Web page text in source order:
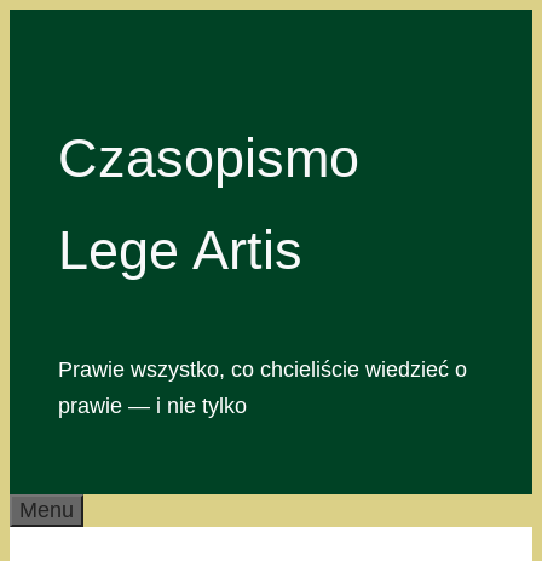
Czasopismo
Lege Artis
Prawie wszystko, co chcieliście wiedzieć o
prawie — i nie tylko
Menu